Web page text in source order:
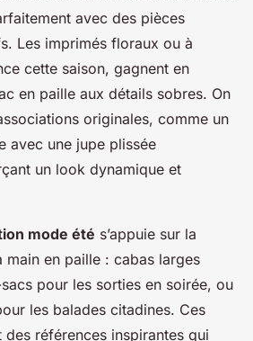
avec des pièces
Les imprimés floraux ou à
cette saison, gagnent en
en paille aux détails sobres. On
originales, comme un
avec une jupe plissée
un look dynamique et
mode été s’appuie sur la
main en paille : cabas larges
pour les sorties en soirée, ou
les balades citadines. Ces
références inspirantes qui